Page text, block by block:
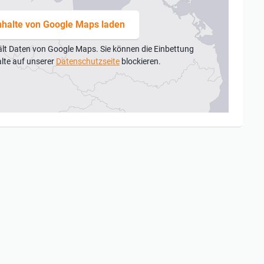
von Google Maps laden
Daten von Google Maps. Sie können die Einbettung
auf unserer Datenschutzseite blockieren.